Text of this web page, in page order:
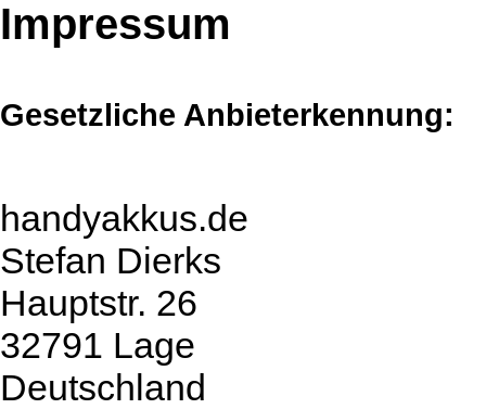
Impressum
Gesetzliche Anbieterkennung:
handyakkus.de
Stefan Dierks
Hauptstr. 26
32791 Lage
Deutschland